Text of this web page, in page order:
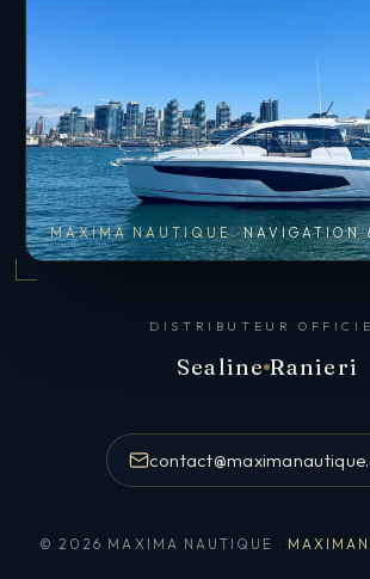
MAXIMA NAUTIQUE NAVIGATION
DISTRIBUTEUR
Sealine Ranieri
© 2026 MAXIMA NAUTIQUE ·